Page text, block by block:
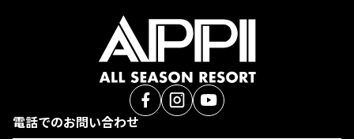
電話でのお問い合わせ